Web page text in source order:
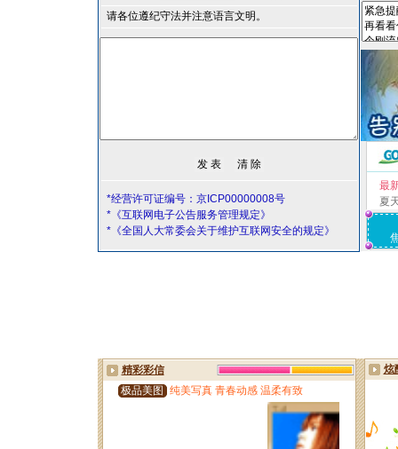
请各位遵纪守法并注意语言文明。
*经营许可证编号：京ICP00000008号
*《互联网电子公告服务管理规定》
*《全国人大常委会关于维护互联网安全的规定》
最
夏